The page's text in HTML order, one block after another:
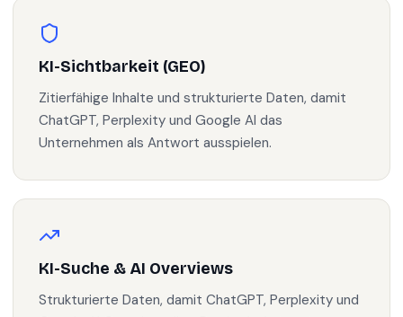
KI-Sichtbarkeit (GEO)
Zitierfähige Inhalte und strukturierte Daten, damit
ChatGPT, Perplexity und Google AI das
Unternehmen als Antwort ausspielen.
KI-Suche & AI Overviews
Strukturierte Daten, damit ChatGPT, Perplexity und